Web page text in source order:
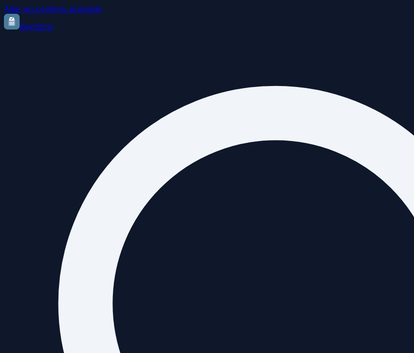
Aller au contenu principal
Elections